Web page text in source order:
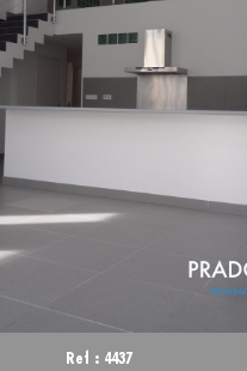
Ref : 4437